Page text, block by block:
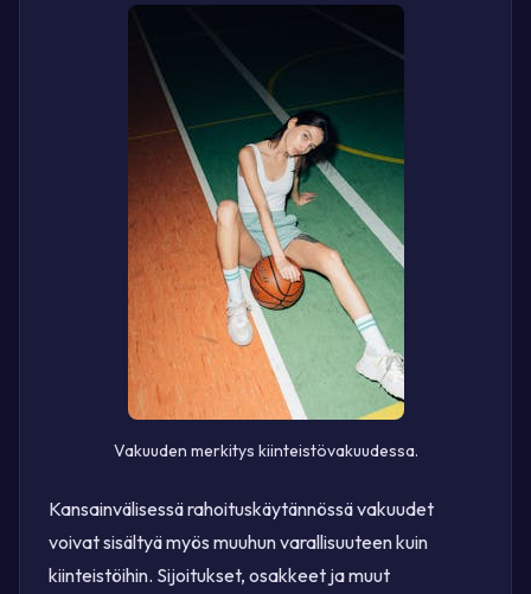
Vakuuden merkitys kiinteistövakuudessa.
Kansainvälisessä rahoituskäytännössä vakuudet
voivat sisältyä myös muuhun varallisuuteen kuin
kiinteistöihin. Sijoitukset, osakkeet ja muut